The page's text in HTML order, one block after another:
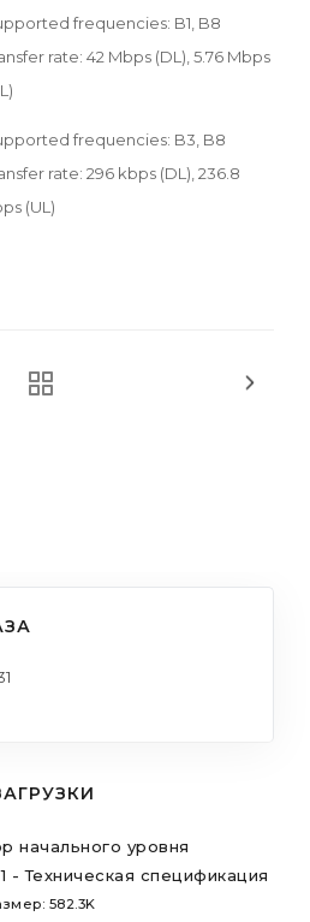
frequencies: B1, B8
rate: 42 Mbps (DL), 5.76 Mbps
frequencies: B3, B8
rate: 296 kbps (DL), 236.8
(UL)
начального уровня
- Техническая спецификация
582.3K